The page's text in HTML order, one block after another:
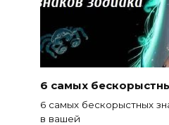
6 самых
6 самых бескорыстных
в вашей